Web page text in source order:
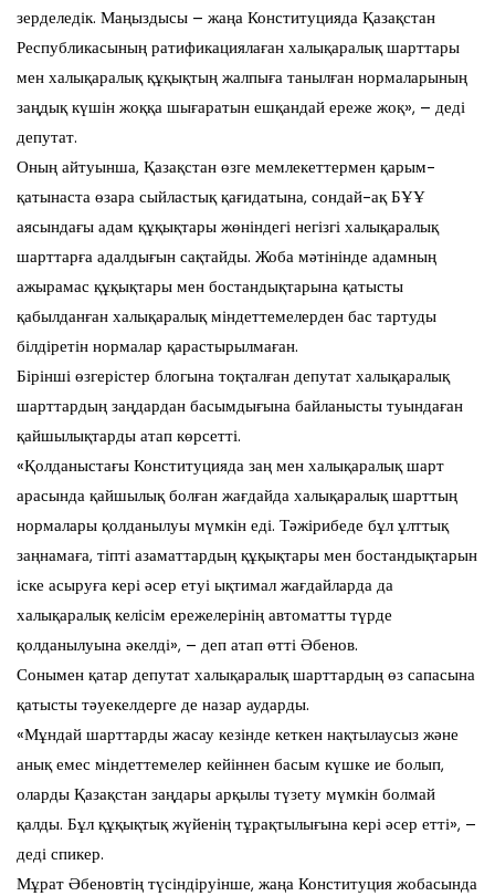
зерделедік. Маңыздысы – жаңа Конституцияда Қазақстан
Республикасының ратификациялаған халықаралық шарттары
мен халықаралық құқықтың жалпыға танылған нормаларының
заңдық күшін жоққа шығаратын ешқандай ереже жоқ», – деді
депутат.
Оның айтуынша, Қазақстан өзге мемлекеттермен қарым-
қатынаста өзара сыйластық қағидатына, сондай-ақ БҰҰ
аясындағы адам құқықтары жөніндегі негізгі халықаралық
шарттарға адалдығын сақтайды. Жоба мәтінінде адамның
ажырамас құқықтары мен бостандықтарына қатысты
қабылданған халықаралық міндеттемелерден бас тартуды
білдіретін нормалар қарастырылмаған.
Бірінші өзгерістер блогына тоқталған депутат халықаралық
шарттардың заңдардан басымдығына байланысты туындаған
қайшылықтарды атап көрсетті.
«Қолданыстағы Конституцияда заң мен халықаралық шарт
арасында қайшылық болған жағдайда халықаралық шарттың
нормалары қолданылуы мүмкін еді. Тәжірибеде бұл ұлттық
заңнамаға, тіпті азаматтардың құқықтары мен бостандықтарын
іске асыруға кері әсер етуі ықтимал жағдайларда да
халықаралық келісім ережелерінің автоматты түрде
қолданылуына әкелді», – деп атап өтті Әбенов.
Сонымен қатар депутат халықаралық шарттардың өз сапасына
қатысты тәуекелдерге де назар аударды.
«Мұндай шарттарды жасау кезінде кеткен нақтылаусыз және
анық емес міндеттемелер кейіннен басым күшке ие болып,
оларды Қазақстан заңдары арқылы түзету мүмкін болмай
қалды. Бұл құқықтық жүйенің тұрақтылығына кері әсер етті», –
деді спикер.
Мұрат Әбеновтің түсіндіруінше, жаңа Конституция жобасында